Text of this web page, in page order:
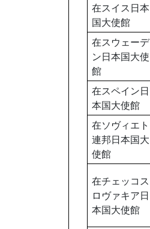
在スイス日本
国大使館
在スウェーデ
ン日本国大使
館
在スペイン日
本国大使館
在ソヴィエト
連邦日本国大
使館
在チェッコス
ロヴァキア日
本国大使館